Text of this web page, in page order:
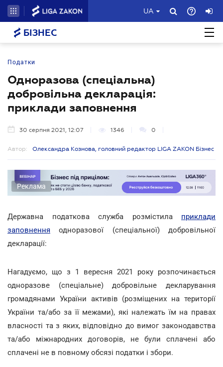
UA
БІЗНЕС
Податки
Одноразова (спеціальна)
добровільна декларація:
приклади заповнення
30 серпня 2021, 12:07 1346 0
Автор: Олександра Кознова, головний редактор LIGA ZAKON Бізнес
Реклама
Державна податкова служба розмістила приклади
заповнення одноразової (спеціальної) добровільної
декларації:
Нагадуємо, що з 1 вересня 2021 року розпочинається
одноразове (спеціальне) добровільне декларування
громадянами України активів (розміщених на території
України та/або за її межами), які належать їм на правах
власності та з яких, відповідно до вимог законодавства
та/або міжнародних договорів, не були сплачені або
сплачені не в повному обсязі податки і збори.